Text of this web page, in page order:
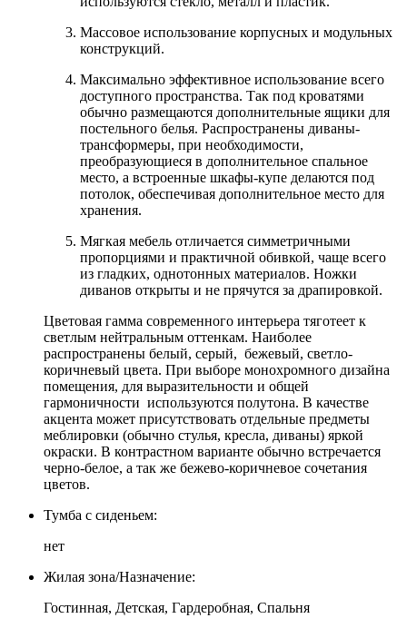
Массовое использование корпусных и модульных
конструкций.
Максимально эффективное использование всего
доступного пространства. Так под кроватями
обычно размещаются дополнительные ящики для
постельного белья. Распространены диваны-
трансформеры, при необходимости,
преобразующиеся в дополнительное спальное
место, а встроенные шкафы-купе делаются под
потолок, обеспечивая дополнительное место для
хранения.
Мягкая мебель отличается симметричными
пропорциями и практичной обивкой, чаще всего
из гладких, однотонных материалов. Ножки
диванов открыты и не прячутся за драпировкой.
Цветовая гамма современного интерьера тяготеет к
светлым нейтральным оттенкам. Наиболее
распространены белый, серый, бежевый, светло-
коричневый цвета. При выборе монохромного дизайна
помещения, для выразительности и общей
гармоничности используются полутона. В качестве
акцента может присутствовать отдельные предметы
меблировки (обычно стулья, кресла, диваны) яркой
окраски. В контрастном варианте обычно встречается
черно-белое, а так же бежево-коричневое сочетания
цветов.
Тумба с сиденьем:
нет
Жилая зона/Назначение:
Гостинная, Детская, Гардеробная, Спальня